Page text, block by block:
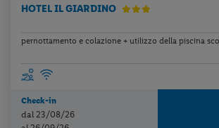
HOTEL IL GIARDINO
pernottamento e colazione + utilizzo della piscina
Check-in
dal 23/08/26